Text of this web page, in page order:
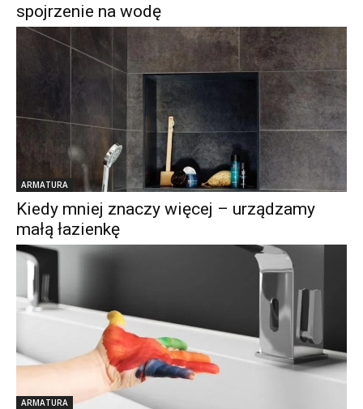
spojrzenie na wodę
ARMATURA
Kiedy mniej znaczy więcej – urządzamy
małą łazienkę
ARMATURA